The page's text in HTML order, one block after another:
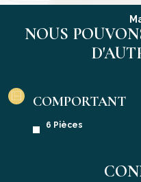
NOUS
COMPORTANT
6 Pièces